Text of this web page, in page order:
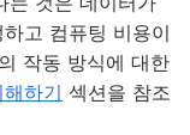
고 컴퓨팅 비용이
작동 방식에 대한
하기 섹션을 참조